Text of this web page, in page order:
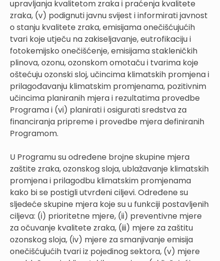
upravljanja kvalitetom zraka i praćenja kvalitete
zraka, (v) podignuti javnu svijest i informirati javnost
o stanju kvalitete zraka, emisijama onečišćujućih
tvari koje utječu na zakiseljavanje, eutrofikaciju i
fotokemijsko onečišćenje, emisijama stakleničkih
plinova, ozonu, ozonskom omotaču i tvarima koje
oštećuju ozonski sloj, učincima klimatskih promjena i
prilagođavanju klimatskim promjenama, pozitivnim
učincima planiranih mjera i rezultatima provedbe
Programa i (vi) planirati i osigurati sredstva za
financiranja pripreme i provedbe mjera definiranih
Programom.
U Programu su određene brojne skupine mjera
zaštite zraka, ozonskog sloja, ublažavanje klimatskih
promjena i prilagodbu klimatskim promjenama
kako bi se postigli utvrđeni ciljevi. Određene su
sljedeće skupine mjera koje su u funkciji postavljenih
ciljeva: (i) prioritetne mjere, (ii) preventivne mjere
za očuvanje kvalitete zraka, (iii) mjere za zaštitu
ozonskog sloja, (iv) mjere za smanjivanje emisija
onečišćujućih tvari iz pojedinog sektora, (v) mjere